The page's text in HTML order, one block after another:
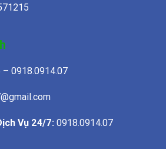
0918.0914.07
Vụ 24/7: 0918.0914.07